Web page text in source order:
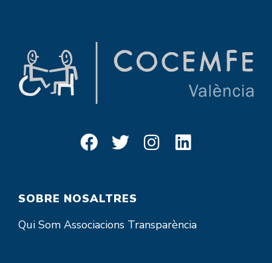
SOBRE NOSALTRES
Qui Som Associacions Transparència